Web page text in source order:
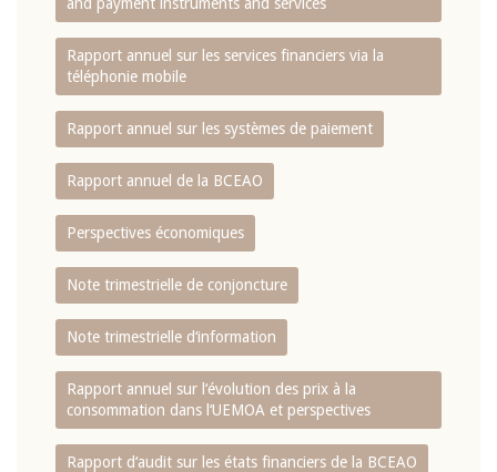
Rapport annuel sur les services financiers via la
téléphonie mobile
Rapport annuel sur les systèmes de paiement
Rapport annuel de la BCEAO
Perspectives économiques
Note trimestrielle de conjoncture
Note trimestrielle d‘information
Rapport annuel sur l‘évolution des prix à la
consommation dans l‘UEMOA et perspectives
Rapport d‘audit sur les états financiers de la BCEAO